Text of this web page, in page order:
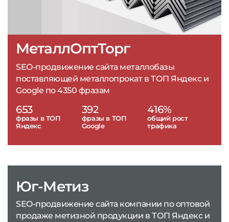
МеталлОптТорг
SEO-продвижение сайта металлобазы
поставляющей металлопрокат в ТОП Яндекс и
Google по 4350 фразам
653
фразы в ТОП
Яндекс
392
фразы в ТОП
Google
416%
общий рост
трафика
Юг-Метиз
SEO-продвижение сайта компании по оптовой
продаже метизной продукции в ТОП Яндекс и